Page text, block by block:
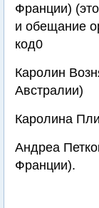
Франции)
и обещание
код0
Каролин
Австралии)
Каролина
Андреа
Франции).